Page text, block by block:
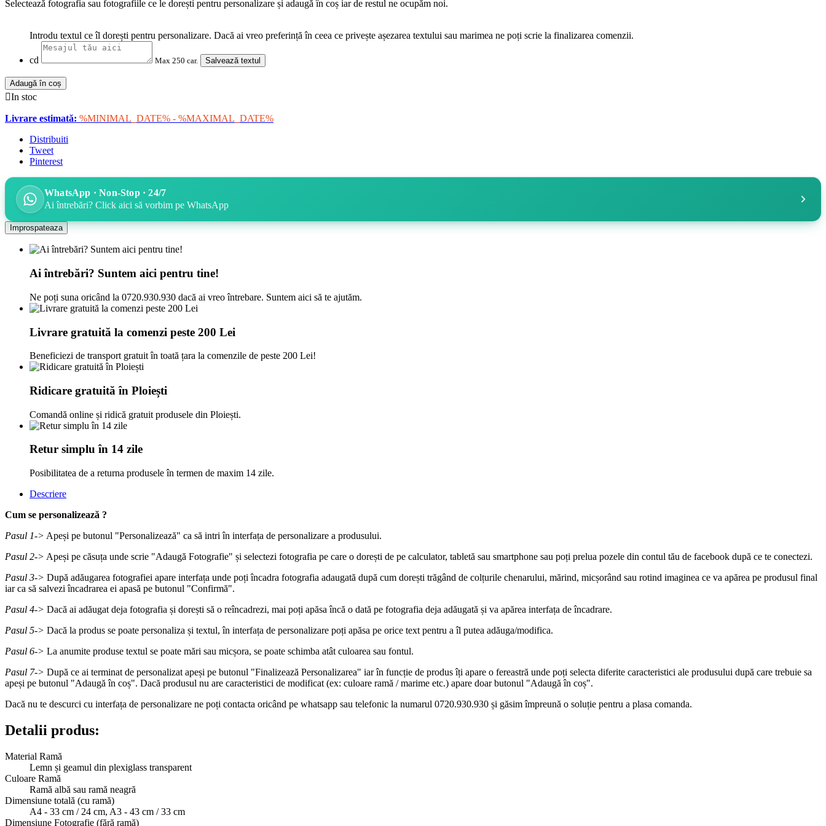
Selectează fotografia sau fotografiile ce le dorești pentru personalizare și adaugă în coș iar de restul ne ocupăm noi.
Introdu textul ce îl dorești pentru personalizare. Dacă ai vreo preferință în ceea ce privește așezarea textului sau marimea ne poți scrie la finalizarea comenzii.
cd Max 250 car. Salvează textul
Adaugă în coș
In stoc
Livrare estimată: %MINIMAL_DATE% - %MAXIMAL_DATE%
Distribuiti
Tweet
Pinterest
WhatsApp · Non-Stop · 24/7
Ai întrebări? Click aici să vorbim pe WhatsApp
Ai întrebări? Suntem aici pentru tine!
Ne poți suna oricând la 0720.930.930 dacă ai vreo întrebare. Suntem aici să te ajutăm.
Livrare gratuită la comenzi peste 200 Lei
Beneficiezi de transport gratuit în toată țara la comenzile de peste 200 Lei!
Ridicare gratuită în Ploiești
Comandă online și ridică gratuit produsele din Ploiești.
Retur simplu în 14 zile
Posibilitatea de a returna produsele în termen de maxim 14 zile.
Descriere
Cum se personalizează ?
Pasul 1-> Apeși pe butonul "Personalizează" ca să intri în interfața de personalizare a produsului.
Pasul 2-> Apeși pe căsuța unde scrie "Adaugă Fotografie" și selectezi fotografia pe care o dorești de pe calculator, tabletă sau smartphone sau poți prelua pozele din contul tău de facebook după ce te conectezi.
Pasul 3-> După adăugarea fotografiei apare interfața unde poți încadra fotografia adaugată după cum dorești trăgând de colțurile chenarului, mărind, micșorând sau rotind imaginea ce va apărea pe produsul final
iar ca să salvezi încadrarea ei apasă pe butonul "Confirmă".
Pasul 4-> Dacă ai adăugat deja fotografia și dorești să o reîncadrezi, mai poți apăsa încă o dată pe fotografia deja adăugată și va apărea interfața de încadrare.
Pasul 5-> Dacă la produs se poate personaliza și textul, în interfața de personalizare poți apăsa pe orice text pentru a îl putea adăuga/modifica.
Pasul 6-> La anumite produse textul se poate mări sau micșora, se poate schimba atât culoarea sau fontul.
Pasul 7-> După ce ai terminat de personalizat apeși pe butonul "Finalizează Personalizarea" iar în funcție de produs îți apare o fereastră unde poți selecta diferite caracteristici ale produsului după care trebuie sa
apeși pe butonul "Adaugă în coș". Dacă produsul nu are caracteristici de modificat (ex: culoare ramă / marime etc.) apare doar butonul "Adaugă în coș".
Dacă nu te descurci cu interfața de personalizare ne poți contacta oricând pe whatsapp sau telefonic la numarul 0720.930.930 și găsim împreună o soluție pentru a plasa comanda.
Detalii produs:
Material Ramă
Lemn și geamul din plexiglass transparent
Culoare Ramă
Ramă albă sau ramă neagră
Dimensiune totală (cu ramă)
A4 - 33 cm / 24 cm, A3 - 43 cm / 33 cm
Dimensiune Fotografie (fără ramă)